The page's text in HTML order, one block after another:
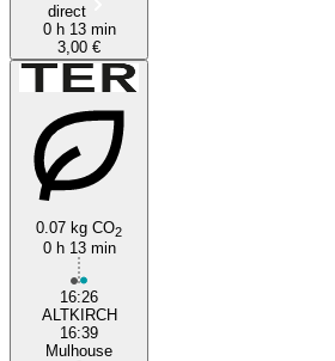
direct
0 h 13 min
3,00 €
0.07 kg CO2
0 h 13 min
16:26
ALTKIRCH
16:39
Mulhouse